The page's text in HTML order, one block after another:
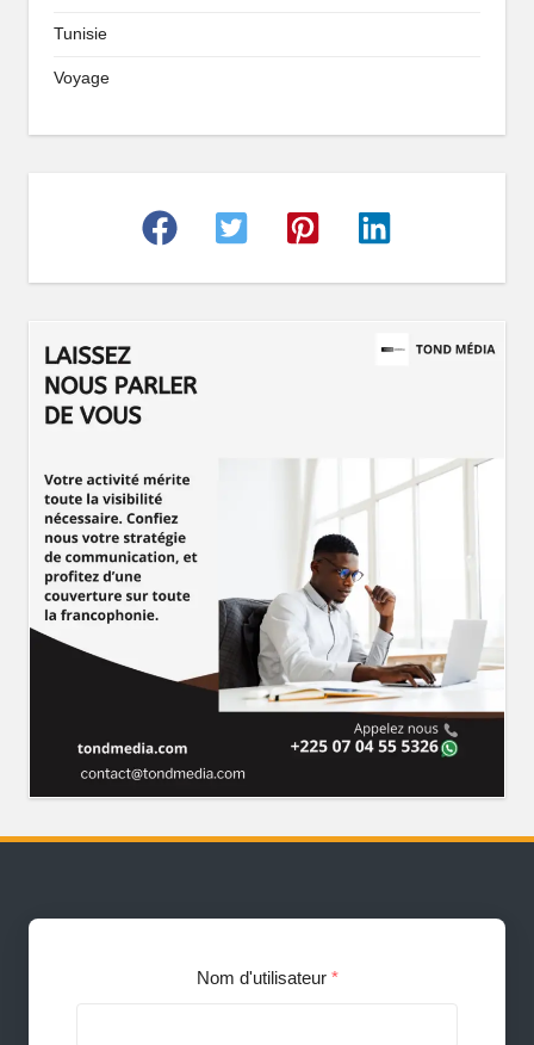
Tunisie
Voyage
Nom d'utilisateur *